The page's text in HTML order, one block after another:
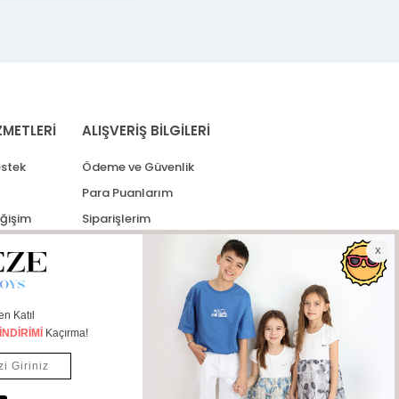
ALIŞVERİŞ BİLGİLERİ
Ödeme ve Güvenlik
Para Puanlarım
Siparişlerim